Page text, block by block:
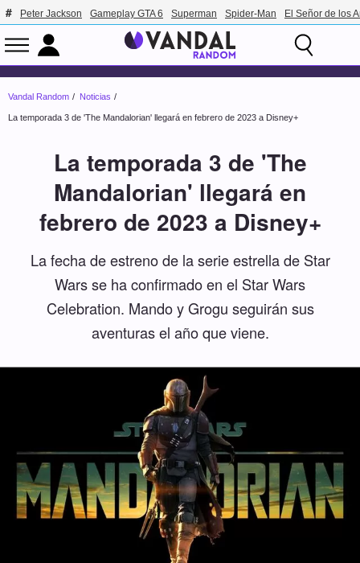
Peter Jackson Gameplay GTA 6 Superman Spider-Man El Señor de los
Vandal Random Noticias
La temporada 3 de 'The Mandalorian' llegará en febrero de 2023 a Disney+
La temporada 3 de 'The
Mandalorian' llegará en
febrero de 2023 a Disney+
La fecha de estreno de la serie estrella de Star
Wars se ha confirmado en el Star Wars
Celebration. Mando y Grogu seguirán sus
aventuras el año que viene.